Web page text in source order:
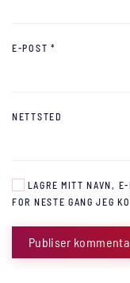
E-POST *
NETTSTED
LAGRE MITT NAVN,
FOR NESTE GANG JEG
Publiser